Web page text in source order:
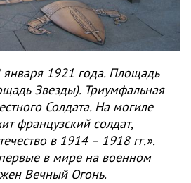
1921 года. Площадь
Звезды). Триумфальная
Солдата. На могиле
французский солдат,
в 1914 – 1918 гг.».
в мире на военном
Вечный Огонь.